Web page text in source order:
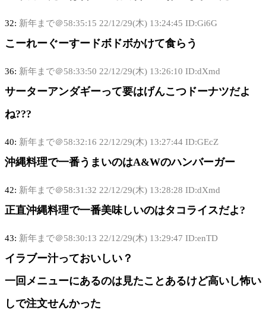
32: 新年まで＠58:35:15 22/12/29(木) 13:24:45 ID:Gi6G
こーれーぐーすードボドボかけて食らう
36: 新年まで＠58:33:50 22/12/29(木) 13:26:10 ID:dXmd
サーターアンダギーって要はげんこつドーナツだよ
ね???
40: 新年まで＠58:32:16 22/12/29(木) 13:27:44 ID:GEcZ
沖縄料理で一番うまいのはA&Wのハンバーガー
42: 新年まで＠58:31:32 22/12/29(木) 13:28:28 ID:dXmd
正直沖縄料理で一番美味しいのはタコライスだよ?
43: 新年まで＠58:30:13 22/12/29(木) 13:29:47 ID:enTD
イラブー汁っておいしい？
一回メニューにあるのは見たことあるけど高いし怖い
しで注文せんかった